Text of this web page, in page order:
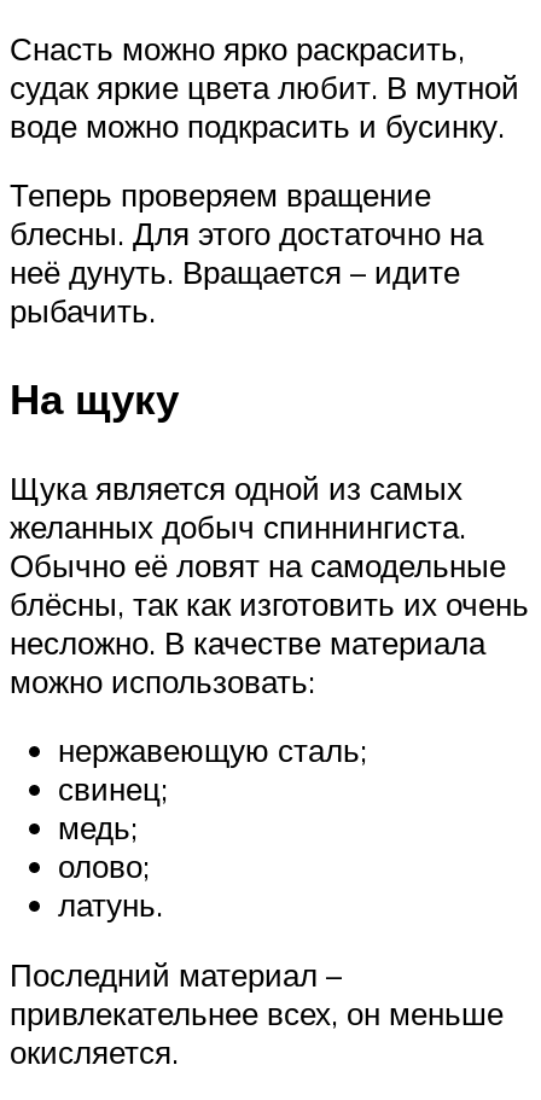
Снасть можно ярко раскрасить,
судак яркие цвета любит. В мутной
воде можно подкрасить и бусинку.
Теперь проверяем вращение
блесны. Для этого достаточно на
неё дунуть. Вращается – идите
рыбачить.
На щуку
Щука является одной из самых
желанных добыч спиннингиста.
Обычно её ловят на самодельные
блёсны, так как изготовить их очень
несложно. В качестве материала
можно использовать:
нержавеющую сталь;
свинец;
медь;
олово;
латунь.
Последний материал –
привлекательнее всех, он меньше
окисляется.